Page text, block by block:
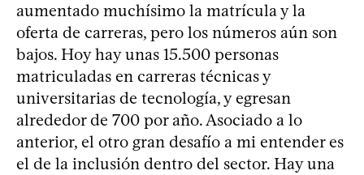
aumentado muchísimo la matrícula y la
oferta de carreras, pero los números aún son
bajos. Hoy hay unas 15.500 personas
matriculadas en carreras técnicas y
universitarias de tecnología, y egresan
alrededor de 700 por año. Asociado a lo
anterior, el otro gran desafío a mi entender es
el de la inclusión dentro del sector. Hay una